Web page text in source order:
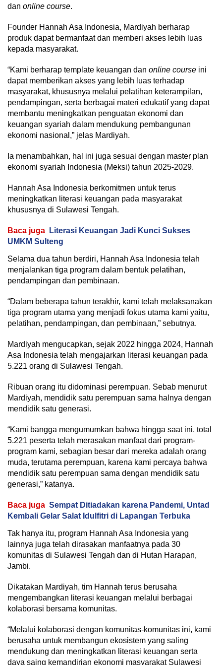
dan online course.
Founder Hannah Asa Indonesia, Mardiyah berharap
produk dapat bermanfaat dan memberi akses lebih luas
kepada masyarakat.
“Kami berharap template keuangan dan online course ini
dapat memberikan akses yang lebih luas terhadap
masyarakat, khususnya melalui pelatihan keterampilan,
pendampingan, serta berbagai materi edukatif yang dapat
membantu meningkatkan penguatan ekonomi dan
keuangan syariah dalam mendukung pembangunan
ekonomi nasional,” jelas Mardiyah.
Ia menambahkan, hal ini juga sesuai dengan master plan
ekonomi syariah Indonesia (Meksi) tahun 2025-2029.
Hannah Asa Indonesia berkomitmen untuk terus
meningkatkan literasi keuangan pada masyarakat
khususnya di Sulawesi Tengah.
Baca juga
Literasi Keuangan Jadi Kunci Sukses
UMKM Sulteng
Selama dua tahun berdiri, Hannah Asa Indonesia telah
menjalankan tiga program dalam bentuk pelatihan,
pendampingan dan pembinaan.
“Dalam beberapa tahun terakhir, kami telah melaksanakan
tiga program utama yang menjadi fokus utama kami yaitu,
pelatihan, pendampingan, dan pembinaan,” sebutnya.
Mardiyah mengucapkan, sejak 2022 hingga 2024, Hannah
Asa Indonesia telah mengajarkan literasi keuangan pada
5.221 orang di Sulawesi Tengah.
Ribuan orang itu didominasi perempuan. Sebab menurut
Mardiyah, mendidik satu perempuan sama halnya dengan
mendidik satu generasi.
“Kami bangga mengumumkan bahwa hingga saat ini, total
5.221 peserta telah merasakan manfaat dari program-
program kami, sebagian besar dari mereka adalah orang
muda, terutama perempuan, karena kami percaya bahwa
mendidik satu perempuan sama dengan mendidik satu
generasi,” katanya.
Baca juga Sempat Ditiadakan karena Pandemi, Untad
Kembali Gelar Salat Idulfitri di Lapangan Terbuka
Tak hanya itu, program Hannah Asa Indonesia yang
lainnya juga telah dirasakan manfaatnya pada 30
komunitas di Sulawesi Tengah dan di Hutan Harapan,
Jambi.
Dikatakan Mardiyah, tim Hannah terus berusaha
mengembangkan literasi keuangan melalui berbagai
kolaborasi bersama komunitas.
“Melalui kolaborasi dengan komunitas-komunitas ini, kami
berusaha untuk membangun ekosistem yang saling
mendukung dan meningkatkan literasi keuangan serta
daya saing kemandirian ekonomi masyarakat Sulawesi